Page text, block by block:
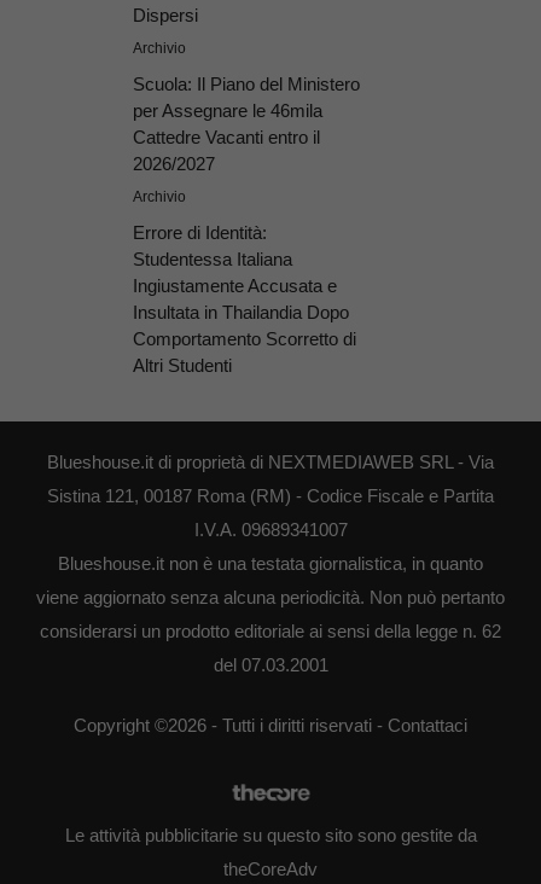
Dispersi
Archivio
Scuola: Il Piano del Ministero
per Assegnare le 46mila
Cattedre Vacanti entro il
2026/2027
Archivio
Errore di Identità:
Studentessa Italiana
Ingiustamente Accusata e
Insultata in Thailandia Dopo
Comportamento Scorretto di
Altri Studenti
Blueshouse.it di proprietà di NEXTMEDIAWEB SRL - Via
Sistina 121, 00187 Roma (RM) - Codice Fiscale e Partita
I.V.A. 09689341007
Blueshouse.it non è una testata giornalistica, in quanto
viene aggiornato senza alcuna periodicità. Non può pertanto
considerarsi un prodotto editoriale ai sensi della legge n. 62
del 07.03.2001
Copyright ©2026 - Tutti i diritti riservati - Contattaci
Le attività pubblicitarie su questo sito sono gestite da
theCoreAdv